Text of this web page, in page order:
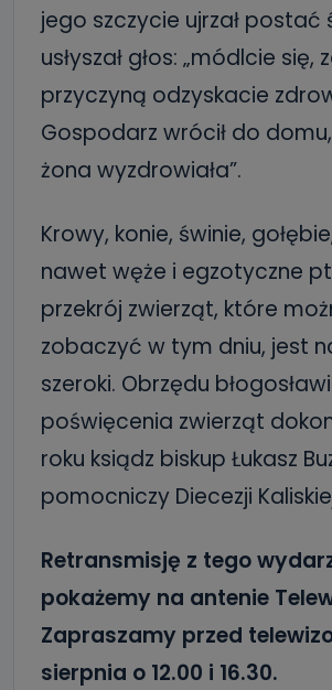
jego szczycie ujrzał postać
usłyszał głos: „módlcie się,
przyczyną odzyskacie
Gospodarz wrócił do
żona wyzdrowiała”.
Krowy, konie, świnie,
nawet węże i egzotyczne
przekrój zwierząt, które
zobaczyć w tym dniu, jest
szeroki. Obrzędu
poświęcenia zwierząt
roku ksiądz biskup Łukasz
pomocniczy Diecezji
Retransmisję z tego
pokażemy na antenie
Zapraszamy przed
sierpnia o 12.00 i 16.30.